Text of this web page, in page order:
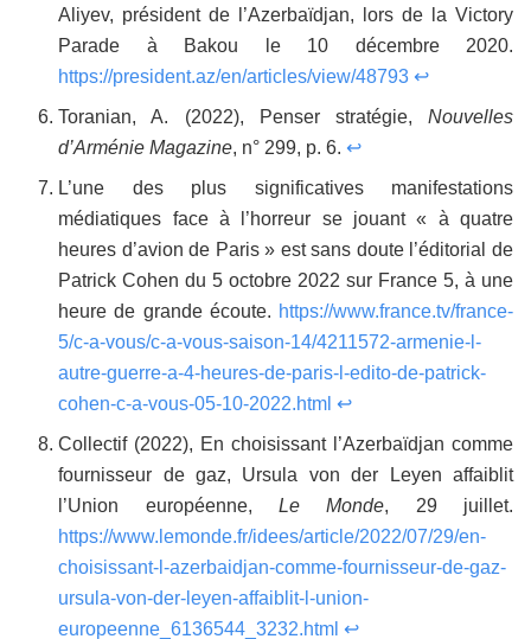
Aliyev, président de l’Azerbaïdjan, lors de la Victory
Parade à Bakou le 10 décembre 2020.
https://president.az/en/articles/view/48793 ↩
Toranian, A. (2022), Penser stratégie, Nouvelles
d’Arménie Magazine, n° 299, p. 6. ↩
L’une des plus significatives manifestations
médiatiques face à l’horreur se jouant « à quatre
heures d’avion de Paris » est sans doute l’éditorial de
Patrick Cohen du 5 octobre 2022 sur France 5, à une
heure de grande écoute. https://www.france.tv/france-
5/c-a-vous/c-a-vous-saison-14/4211572-armenie-l-
autre-guerre-a-4-heures-de-paris-l-edito-de-patrick-
cohen-c-a-vous-05-10-2022.html ↩
Collectif (2022), En choisissant l’Azerbaïdjan comme
fournisseur de gaz, Ursula von der Leyen affaiblit
l’Union européenne, Le Monde, 29 juillet.
https://www.lemonde.fr/idees/article/2022/07/29/en-
choisissant-l-azerbaidjan-comme-fournisseur-de-gaz-
ursula-von-der-leyen-affaiblit-l-union-
europeenne_6136544_3232.html ↩